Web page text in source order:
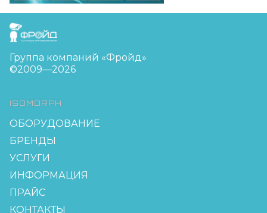
FreudGroup
Группа компаний «Фройд»
©2009—2026
ISOMORPH
ОБОРУДОВАНИЕ
БРЕНДЫ
УСЛУГИ
ИНФОРМАЦИЯ
ПРАЙС
КОНТАКТЫ